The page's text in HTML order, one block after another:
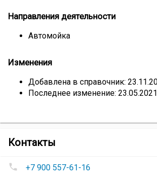
Направления деятельности
Автомойка
Изменения
Добавлена в справочник:
Последнее изменение: 23.05.2021
Контакты
самообслуживания
Номера
телефонов
+7 900 557-61-16